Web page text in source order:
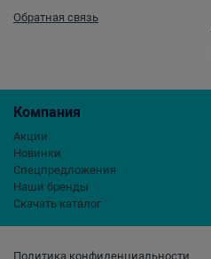
Политика конфиденциальности
Компания
Акции
Новинки
Спецпредложения
Наши бренды
Скачать каталог
Обратная связь